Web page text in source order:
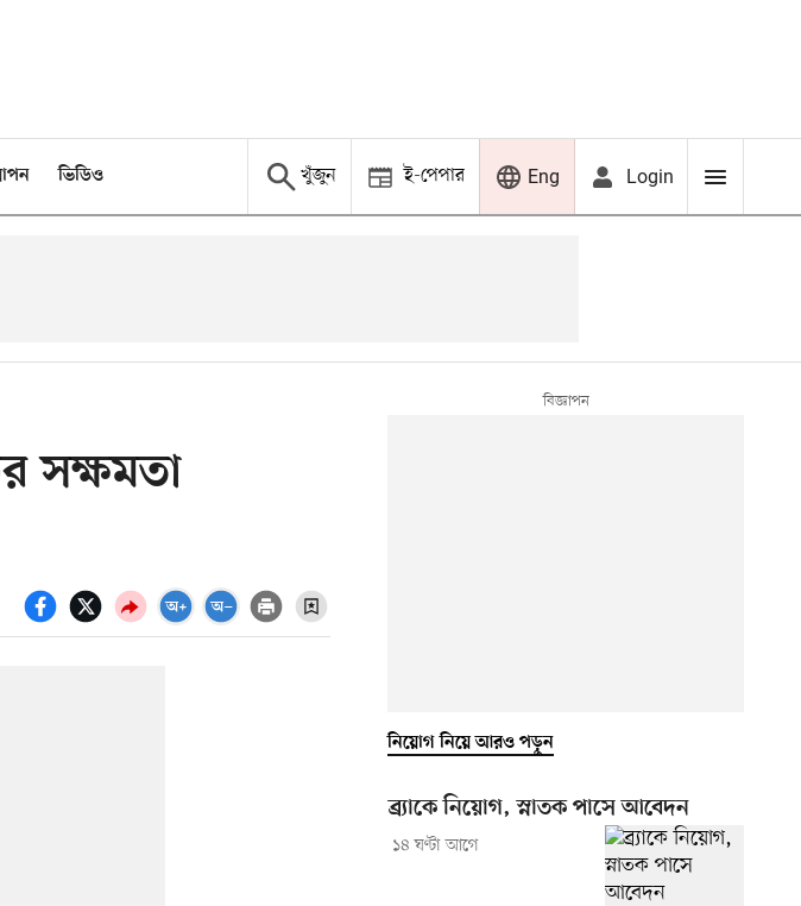
ভিডিও খুঁজুন ই-পেপার Eng Login
সক্ষমতা
নিয়োগ নিয়ে আরও পড়ুন
ব্র্যাকে নিয়োগ, স্নাতক পাসে আবেদন
১৪ ঘণ্টা আগে